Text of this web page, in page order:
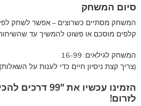
סיום המשחק
המשחק מסתיים כשרוצים – אפשר לשחק
קלפים מוסכם או פשוט להמשיך עד
המשחק לגילאים: 16-99
(צריך קצת ניסיון חיים כדי לענות על
הזמינו עכשיו את
לזרום!